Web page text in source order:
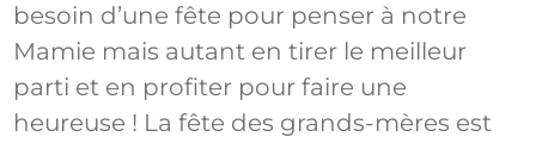
besoin d’une fête pour penser à notre
Mamie mais autant en tirer le meilleur
parti et en profiter pour faire une
heureuse ! La fête des grands-mères est